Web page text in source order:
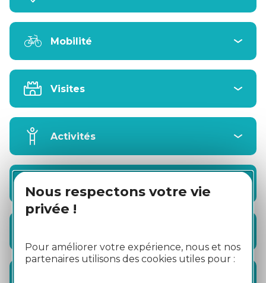
Nous respectons votre vie
privée !
Pour améliorer votre expérience, nous et nos
partenaires utilisons des cookies utiles pour :
Mobilité
Visites
Activités